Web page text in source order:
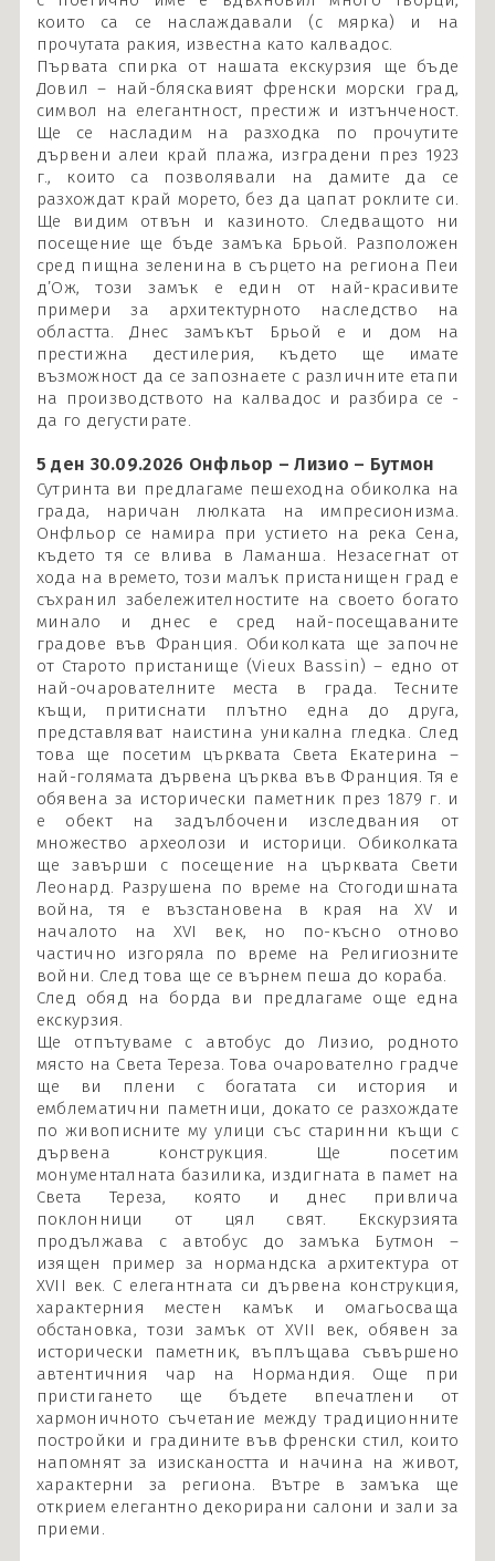
които са се наслаждавали (с мярка) и на
прочутата ракия, известна като калвадос.
Първата спирка от нашата екскурзия ще бъде
Довил – най-бляскавият френски морски град,
символ на елегантност, престиж и изтънченост.
Ще се насладим на разходка по прочутите
дървени алеи край плажа, изградени през 1923
г., които са позволявали на дамите да се
разхождат край морето, без да цапат роклите си.
Ще видим отвън и казиното. Следващото ни
посещение ще бъде замъка Брьой. Разположен
сред пищна зеленина в сърцето на региона Пеи
д’Ож, този замък е един от най-красивите
примери за архитектурното наследство на
областта. Днес замъкът Брьой е и дом на
престижна дестилерия, където ще имате
възможност да се запознаете с различните етапи
на производството на калвадос и разбира се -
да го дегустирате.
5 ден 30.09.2026 Онфльор – Лизио – Бутмон
Сутринта ви предлагаме пешеходна обиколка на
града, наричан люлката на импресионизма.
Онфльор се намира при устието на река Сена,
където тя се влива в Ламанша. Незасегнат от
хода на времето, този малък пристанищен град е
съхранил забележителностите на своето богато
минало и днес е сред най-посещаваните
градове във Франция. Обиколката ще започне
от Старото пристанище (Vieux Bassin) – едно от
най-очарователните места в града. Тесните
къщи, притиснати плътно една до друга,
представляват наистина уникална гледка. След
това ще посетим църквата Света Екатерина –
най-голямата дървена църква във Франция. Тя е
обявена за исторически паметник през 1879 г. и
е обект на задълбочени изследвания от
множество археолози и историци. Обиколката
ще завърши с посещение на църквата Свети
Леонард. Разрушена по време на Стогодишната
война, тя е възстановена в края на XV и
началото на XVI век, но по-късно отново
частично изгоряла по време на Религиозните
войни. След това ще се върнем пеша до кораба.
След обяд на борда ви предлагаме още една
екскурзия.
Ще отпътуваме с автобус до Лизио, родното
място на Света Тереза. Това очарователно градче
ще ви плени с богатата си история и
емблематични паметници, докато се разхождате
по живописните му улици със старинни къщи с
дървена конструкция. Ще посетим
монументалната базилика, издигната в памет на
Света Тереза, която и днес привлича
поклонници от цял свят. Екскурзията
продължава с автобус до замъка Бутмон –
изящен пример за нормандска архитектура от
XVII век. С елегантната си дървена конструкция,
характерния местен камък и омагьосваща
обстановка, този замък от XVII век, обявен за
исторически паметник, въплъщава съвършено
автентичния чар на Нормандия. Още при
пристигането ще бъдете впечатлени от
хармоничното съчетание между традиционните
постройки и градините във френски стил, които
напомнят за изискаността и начина на живот,
характерни за региона. Вътре в замъка ще
открием елегантно декорирани салони и зали за
приеми.